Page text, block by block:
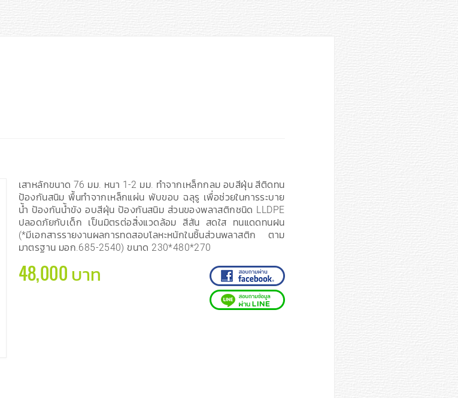
เสาหลักขนาด 76 มม. หนา 1-2 มม. ทำจากเหล็กกลม อบสีฝุ่น สีติดทน
ป้องกันสนิม พื้นทำจากเหล็กแผ่น พับขอบ ฉลุรู เพื่อช่วยในการระบาย
น้ำ ป้องกันน้ำขัง อบสีฝุ่น ป้องกันสนิม ส่วนของพลาสติกชนิด LLDPE
ปลอดภัยกับเด็ก เป็นมิตรต่อสิ่งแวดล้อม สีสัน สดใส ทนแดดทนฝน
(*มีเอกสารรายงานผลการทดสอบโลหะหนักในชิ้นส่วนพลาสติก ตาม
มาตรฐาน มอก.685-2540) ขนาด 230*480*270
48,000 บาท